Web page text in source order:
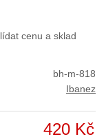
cenu a sklad
bh-m-818
Ibanez
420 Kč